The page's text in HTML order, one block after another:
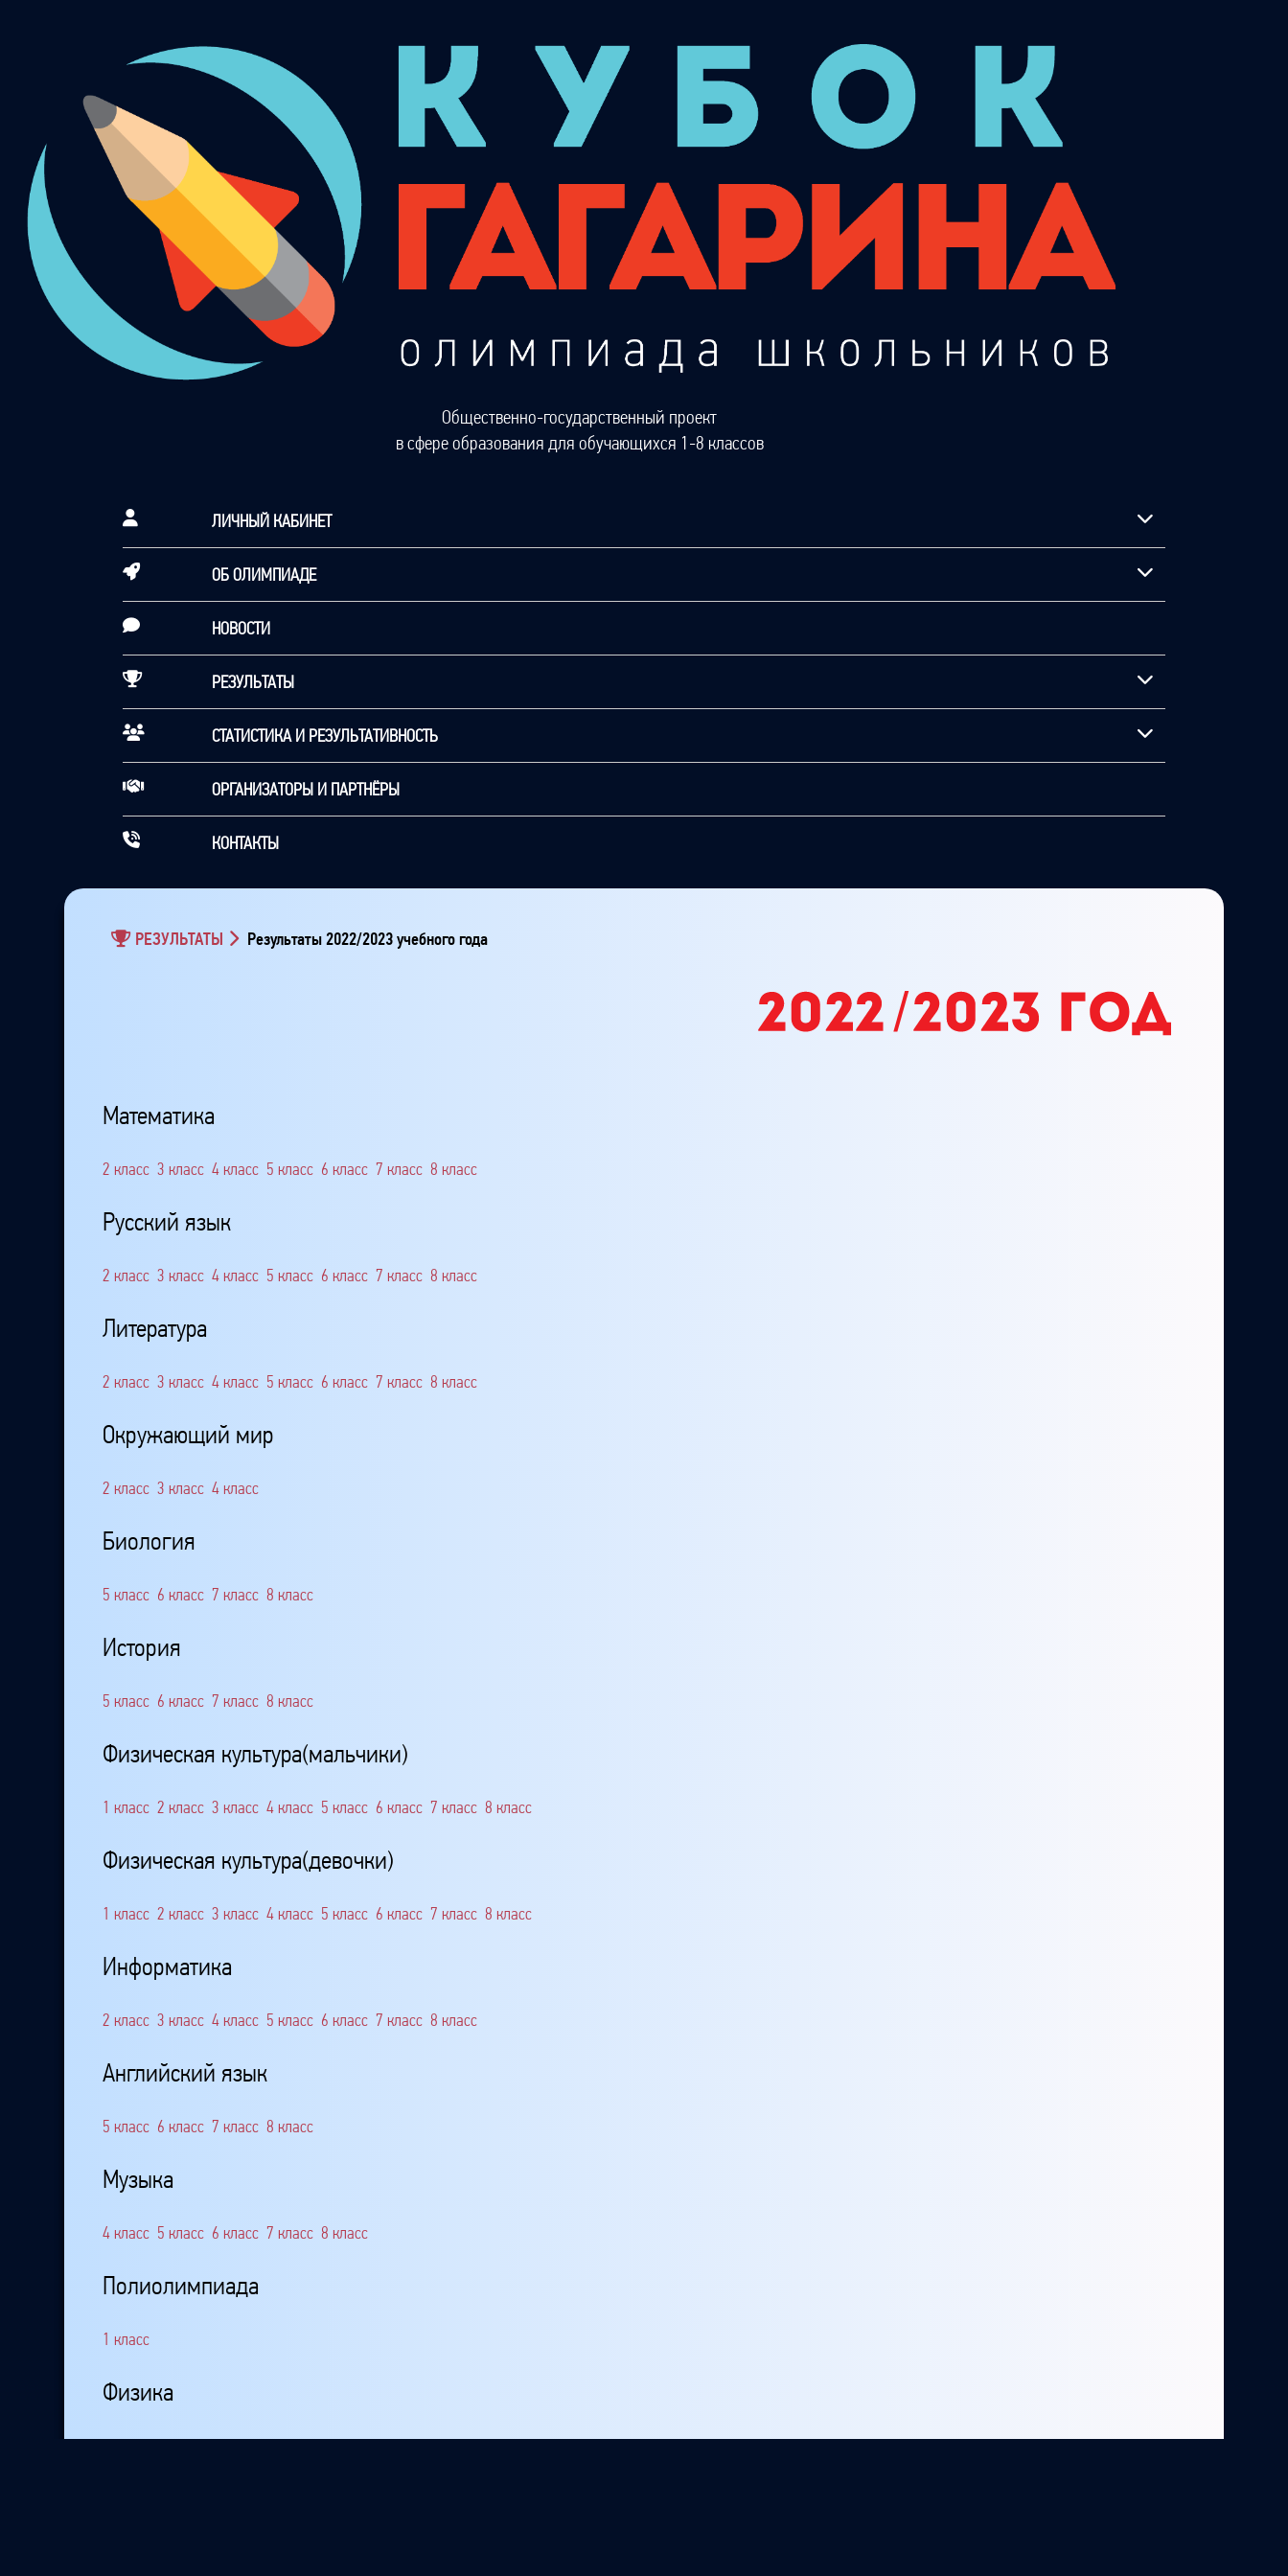
Общественно-государственный проект
в сфере образования для обучающихся 1-8 классов
ЛИЧНЫЙ КАБИНЕТ
ОБ ОЛИМПИАДЕ
НОВОСТИ
РЕЗУЛЬТАТЫ
СТАТИСТИКА И РЕЗУЛЬТАТИВНОСТЬ
ОРГАНИЗАТОРЫ И ПАРТНЁРЫ
КОНТАКТЫ
РЕЗУЛЬТАТЫ Результаты 2022/2023 учебного года
Математика
2 класс 3 класс 4 класс 5 класс 6 класс 7 класс 8 класс
Русский язык
2 класс 3 класс 4 класс 5 класс 6 класс 7 класс 8 класс
Литература
2 класс 3 класс 4 класс 5 класс 6 класс 7 класс 8 класс
Окружающий мир
2 класс 3 класс 4 класс
Биология
5 класс 6 класс 7 класс 8 класс
История
5 класс 6 класс 7 класс 8 класс
Физическая культура(мальчики)
1 класс 2 класс 3 класс 4 класс 5 класс 6 класс 7 класс 8 класс
Физическая культура(девочки)
1 класс 2 класс 3 класс 4 класс 5 класс 6 класс 7 класс 8 класс
Информатика
2 класс 3 класс 4 класс 5 класс 6 класс 7 класс 8 класс
Английский язык
5 класс 6 класс 7 класс 8 класс
Музыка
4 класс 5 класс 6 класс 7 класс 8 класс
Полиолимпиада
1 класс
Физика
7 класс 8 класс